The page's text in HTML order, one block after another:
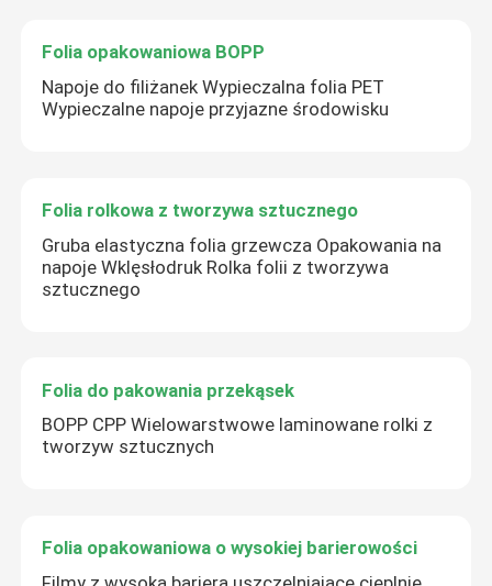
Folia opakowaniowa BOPP
Napoje do filiżanek Wypieczalna folia PET
Wypieczalne napoje przyjazne środowisku
Folia rolkowa z tworzywa sztucznego
Gruba elastyczna folia grzewcza Opakowania na
napoje Wklęsłodruk Rolka folii z tworzywa
sztucznego
Folia do pakowania przekąsek
BOPP CPP Wielowarstwowe laminowane rolki z
tworzyw sztucznych
Folia opakowaniowa o wysokiej barierowości